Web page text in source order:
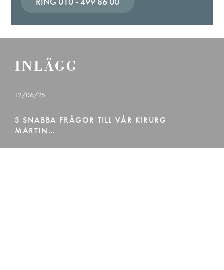
INLÄGG
12/06/25
3 SNABBA FRÅGOR TILL VÅR KIRURG
MARTIN…